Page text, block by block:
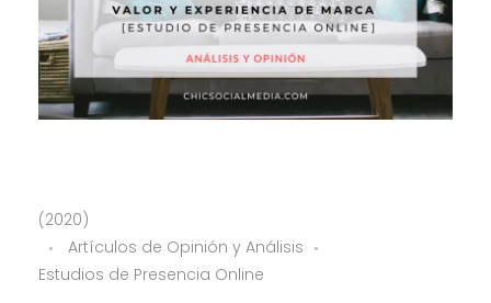
I
k
(2020)
Artículos de Opinión y Análisis
Estudios de Presencia Online